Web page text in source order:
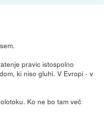
pravic istospolno
ki niso gluhi. V Evropi - v
Ko ne bo tam več